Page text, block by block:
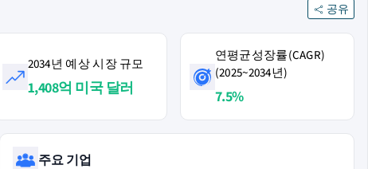
공유
2034년 예상 시장 규모
1,408억 미국 달러
연평균성장률(CAGR)
(2025~2034년)
7.5%
주요 기업